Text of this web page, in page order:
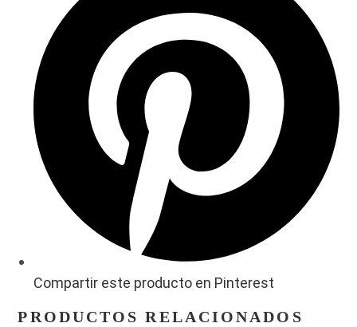
Compartir este producto en Pinterest
PRODUCTOS RELACIONADOS